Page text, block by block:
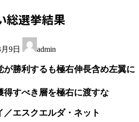
総選挙結果
9日 admin
が勝利するも極右伸長含め左翼に
得すべき層を極右に渡すな
／エスクエルダ・ネット